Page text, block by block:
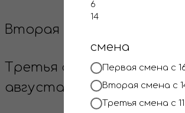
6
14
смена
Первая смена с
Вторая смена с
Третья смена с
Вторая смена с 14 по 18
Третья смена с 11 по 15
августа